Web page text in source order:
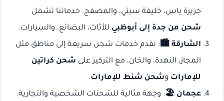
جزيرة ياس، خليفة سيتي، والمصفح. خدماتنا تشمل
شحن من جدة إلى أبوظبي للأثاث، البضائع، والسيارات.
الشارقة 🏙️: نقدم خدمات شحن سريعة إلى مناطق مثل
المجاز، النهدة، والخان، مع التركيز على شحن كراتين
للإمارات وشحن شنط للإمارات.
عجمان 🏖️: وجهة مثالية للشحنات الشخصية والتجارية.